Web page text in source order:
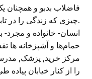
فاضلاب بدبو و همچنان
حمام‌ها و آشپزخانه ها
مرکز خرید, پزشک,
را از کنار خیابان